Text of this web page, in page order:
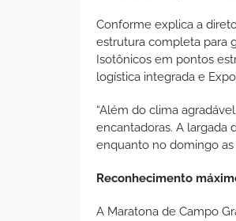
Conforme explica a
estrutura completa para
Isotônicos em pontos
logística integrada e
“Além do clima
encantadoras. A largada
enquanto no domingo as
Reconhecimento
A Maratona de Campo